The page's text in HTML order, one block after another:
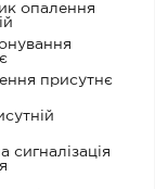
опалення
присутнє
сигналізація